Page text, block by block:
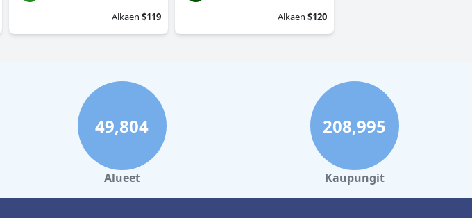
Alkaen $119
Alkaen $120
49,804
Alueet
208,995
Kaupungit